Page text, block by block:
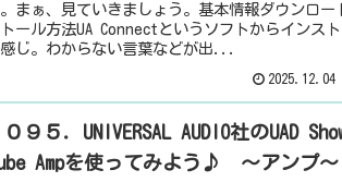
まぁ、見ていきましょう。基本情報ダウンロー
ール方法UA Connectというソフトからインス
じ。わからない言葉などが出...
2025.12.04
０９５．UNIVERSAL AUDIO社のUAD
Ampを使ってみよう♪ ～アンプ